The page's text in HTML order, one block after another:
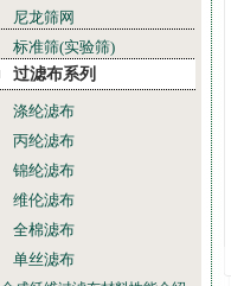
尼龙筛网
标准筛(实验筛)
过滤布系列
涤纶滤布
丙纶滤布
锦纶滤布
维伦滤布
全棉滤布
单丝滤布